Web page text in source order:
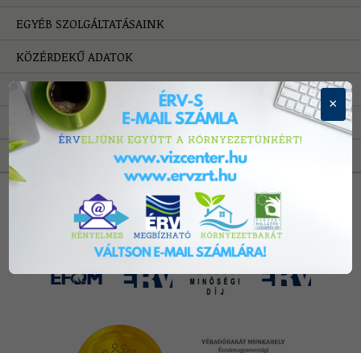
EGYÉB SZOLGÁLTATÁSAINK
KÖZÉRDEKŰ ADATOK
HIBAELHÁRÍTÁS
PÁLYÁZATOK
A VÍZRŐL
×